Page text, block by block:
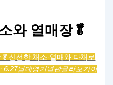
와 열매장🥬
신선한 채소·열매와 다채로
6.27남대영기념관골라보기아